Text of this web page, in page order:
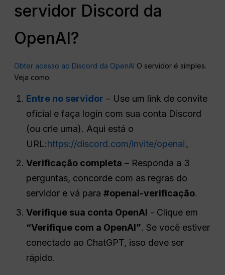
servidor Discord da
OpenAI?
Obter acesso ao Discord da OpenAI O servidor é simples.
Veja como:
Entre no servidor – Use um link de convite
oficial e faça login com sua conta Discord
(ou crie uma). Aqui está o
URL:https://discord.com/invite/openai。
Verificação completa – Responda a 3
perguntas, concorde com as regras do
servidor e vá para#openai-verificação.
Verifique sua conta OpenAI - Clique em
“Verifique com a OpenAI”. Se você estiver
conectado ao ChatGPT, isso deve ser
rápido.